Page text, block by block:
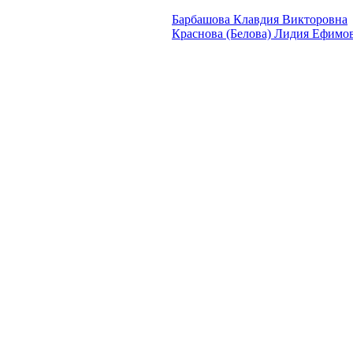
Барбашова Клавдия Викторовна
Краснова (Белова) Лидия